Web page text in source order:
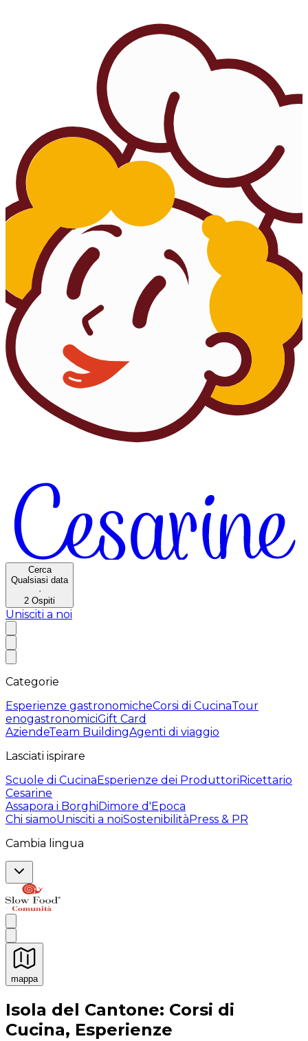
Cerca
Qualsiasi data
·
2 Ospiti
Unisciti a noi
Categorie
Esperienze gastronomicheCorsi di CucinaTour
enogastronomiciGift Card
AziendeTeam BuildingAgenti di viaggio
Lasciati ispirare
Scuole di CucinaEsperienze dei ProduttoriRicettario
Cesarine
Assapora i BorghiDimore d'Epoca
Chi siamoUnisciti a noiSostenibilitàPress & PR
Cambia lingua
mappa
Esperienze culinarie indimenticabili: Esperienze
Isola del Cantone: Corsi di
Cucina, Esperienze